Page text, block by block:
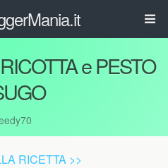
e PESTO
RICETTA >>